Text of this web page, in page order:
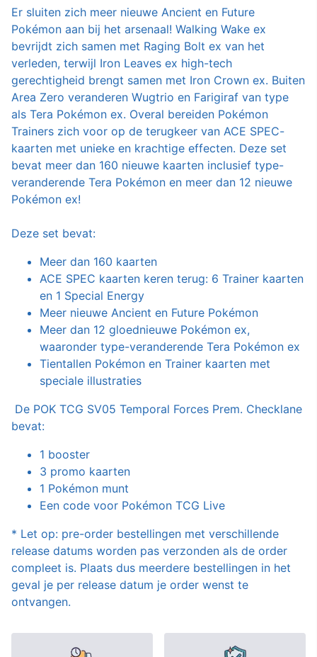
Er sluiten zich meer nieuwe Ancient en Future
Pokémon aan bij het arsenaal! Walking Wake ex
bevrijdt zich samen met Raging Bolt ex van het
verleden, terwijl Iron Leaves ex high-tech
gerechtigheid brengt samen met Iron Crown ex. Buiten
Area Zero veranderen Wugtrio en Farigiraf van type
als Tera Pokémon ex. Overal bereiden Pokémon
Trainers zich voor op de terugkeer van ACE SPEC-
kaarten met unieke en krachtige effecten. Deze set
bevat meer dan 160 nieuwe kaarten inclusief type-
veranderende Tera Pokémon en meer dan 12 nieuwe
Pokémon ex!
Deze set bevat:
Meer dan 160 kaarten
ACE SPEC kaarten keren terug: 6 Trainer kaarten
en 1 Special Energy
Meer nieuwe Ancient en Future Pokémon
Meer dan 12 gloednieuwe Pokémon ex,
waaronder type-veranderende Tera Pokémon ex
Tientallen Pokémon en Trainer kaarten met
speciale illustraties
De POK TCG SV05 Temporal Forces Prem. Checklane
bevat:
1 booster
3 promo kaarten
1 Pokémon munt
Een code voor Pokémon TCG Live
* Let op: pre-order bestellingen met verschillende
release datums worden pas verzonden als de order
compleet is. Plaats dus meerdere bestellingen in het
geval je per release datum je order wenst te
ontvangen.